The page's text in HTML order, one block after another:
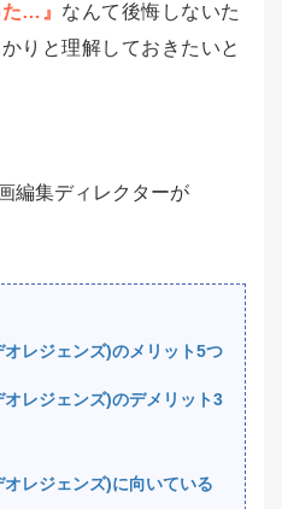
…』 なんて後悔しないた
りと理解しておきたいと
編集ディレクターが
レジェンズ)のメリット5つ
レジェンズ)のデメリット3
レジェンズ)に向いている